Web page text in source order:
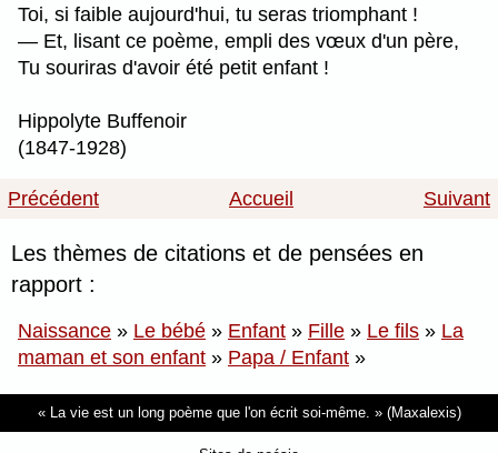
Toi, si faible aujourd'hui, tu seras triomphant !
— Et, lisant ce poème, empli des vœux d'un père,
Tu souriras d'avoir été petit enfant !
Hippolyte Buffenoir
(1847-1928)
Précédent Accueil Suivant
Les thèmes de citations et de pensées en
rapport :
Naissance » Le bébé » Enfant » Fille » Le fils » La
maman et son enfant » Papa / Enfant »
La vie est un long poème que l'on écrit soi-même. (Maxalexis)